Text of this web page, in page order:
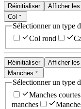
Réinitialiser
Afficher
Col
Sélectionner un type
Col rond
Réinitialiser
Afficher
Manches
Sélectionner un type
Manches courtes
manches